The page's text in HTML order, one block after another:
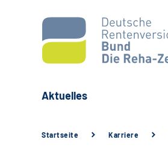
Aktuelles
Startseite Karriere